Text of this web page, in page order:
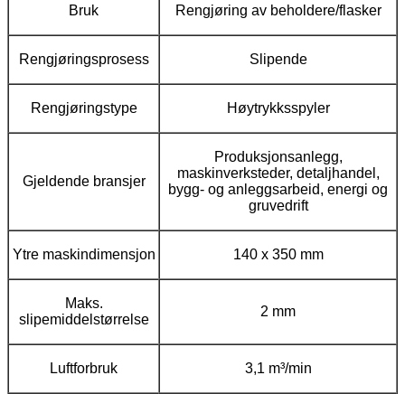
Bruk Rengjøring av beholdere/flasker
Rengjøringsprosess Slipende
Rengjøringstype Høytrykksspyler
Gjeldende bransjer
Produksjonsanlegg,
maskinverksteder, detaljhandel,
bygg- og anleggsarbeid, energi og
gruvedrift
Ytre maskindimensjon 140 x 350 mm
Maks.
slipemiddelstørrelse
2 mm
Luftforbruk 3,1 m³/min